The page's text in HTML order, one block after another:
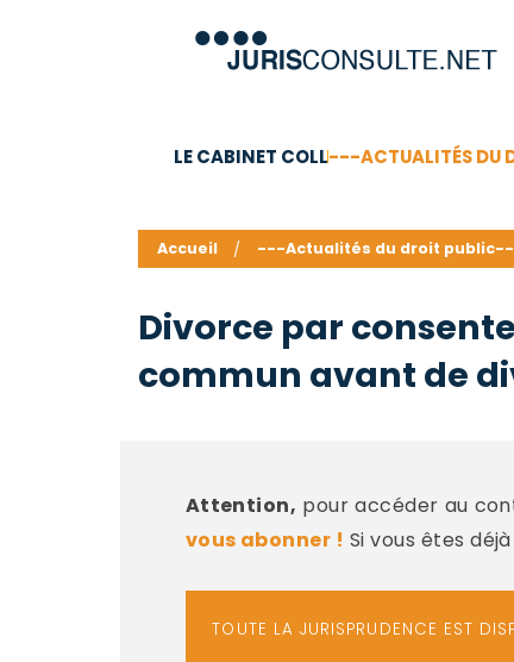
LE CABINET COLL---ACTUALITÉS DU
Accueil ---Actualités du droit
Divorce par
commun avant de
Attention, pour accéder au
vous abonner ! Si vous êtes
TOUTE LA JURISPRUDENCE EST